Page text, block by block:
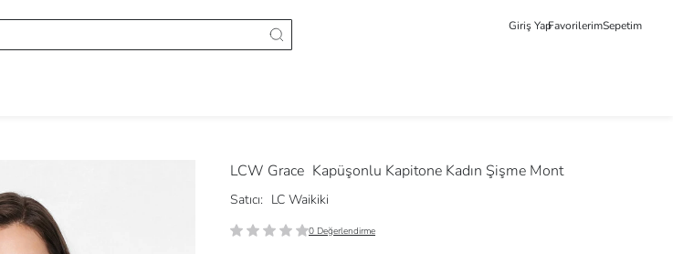
Giriş YapFavorilerimSepetim
LCW Grace Kapüşonlu Kapitone Kadın Şişme Mont
Satıcı: LC Waikiki
0 Değerlendirme